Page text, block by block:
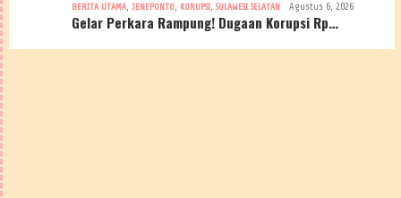
BERITA UTAMA, JENEPONTO, KORUPSI, SULAWESI SELATAN Agustus 6, 2026
Gelar Perkara Rampung! Dugaan Korupsi Rp…